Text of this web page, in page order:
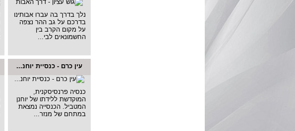
נלך בדרך בה עברו אבותינו
בדרכם על גב ההר נצפה
על מקום הקרב בין
החשמונאים לבי...
עין כרם - כנסיית יוחנ...
כנסיה פרנסיסקנית,
המוקדשת ללידתו של יוחנן
המטביל. הכנסייה נמצאת
במתחם של מנזר...